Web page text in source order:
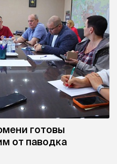
готовы
от паводка